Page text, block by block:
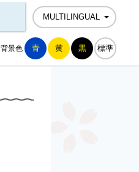
MULTILINGUAL
背景色 青 黄 黒 標準